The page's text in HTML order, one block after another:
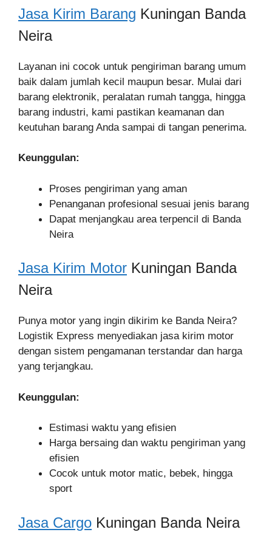
Jasa Kirim Barang Kuningan Banda
Neira
Layanan ini cocok untuk pengiriman barang umum
baik dalam jumlah kecil maupun besar. Mulai dari
barang elektronik, peralatan rumah tangga, hingga
barang industri, kami pastikan keamanan dan
keutuhan barang Anda sampai di tangan penerima.
Keunggulan:
Proses pengiriman yang aman
Penanganan profesional sesuai jenis barang
Dapat menjangkau area terpencil di Banda
Neira
Jasa Kirim Motor Kuningan Banda
Neira
Punya motor yang ingin dikirim ke Banda Neira?
Logistik Express menyediakan jasa kirim motor
dengan sistem pengamanan terstandar dan harga
yang terjangkau.
Keunggulan:
Estimasi waktu yang efisien
Harga bersaing dan waktu pengiriman yang
efisien
Cocok untuk motor matic, bebek, hingga
sport
Jasa Cargo Kuningan Banda Neira